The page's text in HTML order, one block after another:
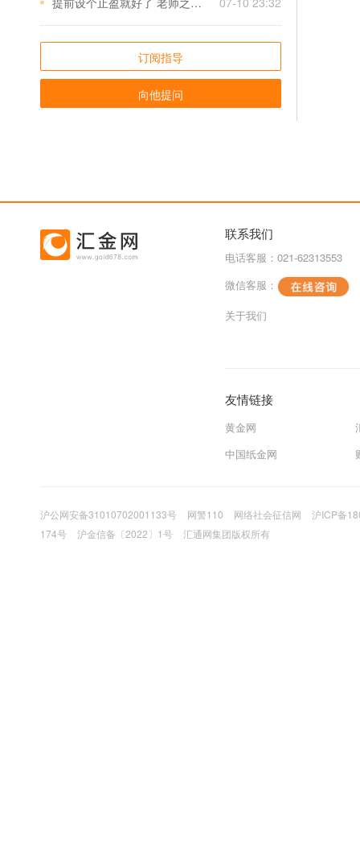
订阅指导
向他提问
联系我们
电话客服：021-62313553
微信客服：
关于我们
友情链接
黄金网
中国纸金网
沪公网安备31010702001133号 网警110 网络社会征信网
沪ICP备
174号
沪金信备〔2022〕1号 汇通网集团版权所有